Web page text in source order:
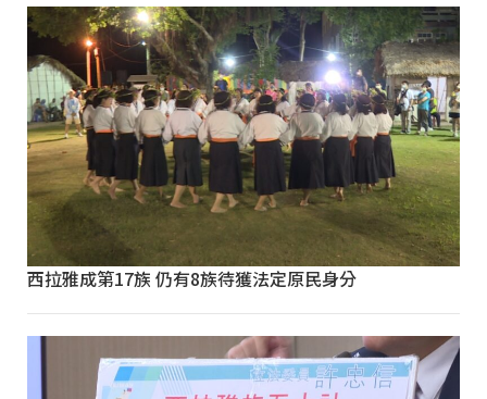
西拉雅成第17族 仍有8族待獲法定原民身分